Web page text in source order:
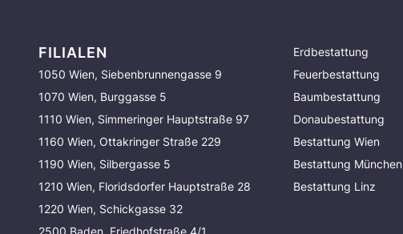
FILIALEN
1050 Wien, Siebenbrunnengasse 9
1070 Wien, Burggasse 5
1110 Wien, Simmeringer Hauptstraße 97
1160 Wien, Ottakringer Straße 229
1190 Wien, Silbergasse 5
1210 Wien, Floridsdorfer Hauptstraße 28
1220 Wien, Schickgasse 32
2500 Baden, Friedhofstraße 4/1
Erdbestattung
Feuerbestattung
Baumbestattung
Donaubestattung
Bestattung Wien
Bestattung München
Bestattung Linz